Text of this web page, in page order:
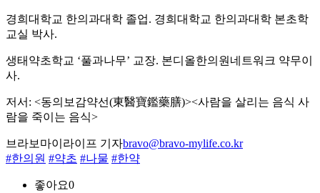
경희대학교 한의과대학 졸업. 경희대학교 한의과대학 본초학
교실 박사.
생태약초학교 ‘풀과나무’ 교장. 본디올한의원네트워크 약무이
사.
저서: <동의보감약선(東醫寶鑑藥膳)><사람을 살리는 음식 사
람을 죽이는 음식>
브라보마이라이프 기자bravo@bravo-mylife.co.kr
#한의원 #약초 #나물 #한약
좋아요0